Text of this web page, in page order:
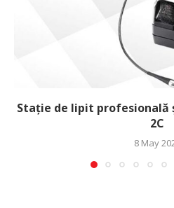
Stație de lipit profesională
2C
8 May